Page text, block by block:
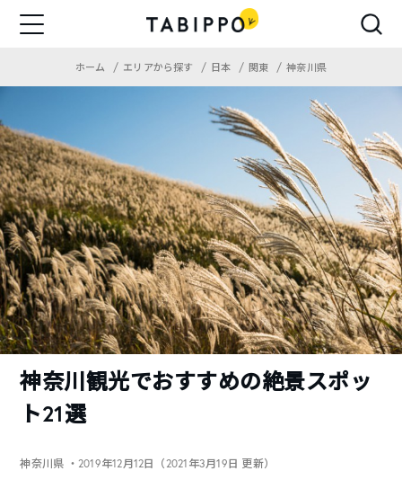
ホーム エリアから探す 日本 関東 神奈川県
神奈川観光でおすすめの絶景スポッ
ト21選
神奈川県 ・2019年12月12日（2021年3月19日 更新）